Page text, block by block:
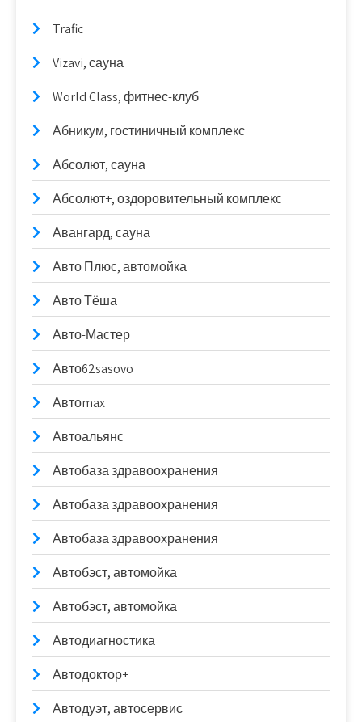
Trafic
Vizavi, сауна
World Class, фитнес-клуб
Абникум, гостиничный комплекс
Абсолют, сауна
Абсолют+, оздоровительный комплекс
Авангард, сауна
Авто Плюс, автомойка
Авто Тёша
Авто-Мастер
Авто62sasovo
Автоmax
Автоальянс
Автобаза здравоохранения
Автобаза здравоохранения
Автобаза здравоохранения
Автобэст, автомойка
Автобэст, автомойка
Автодиагностика
Автодоктор+
Автодуэт, автосервис